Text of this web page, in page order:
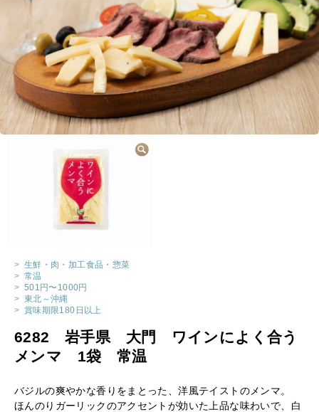
> 生鮮・肉・加工食品・惣菜
> 常温
> 501円〜1000円
> 東北～沖縄
> 賞味期限180日以上
6282 岩手県 大門 ワインによく合う
メンマ 1袋 常温
バジルの爽やかな香りをまとった、洋風テイストのメンマ。
ほんのりガーリックのアクセントが効いた上品な味わいで、白